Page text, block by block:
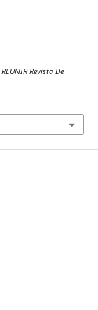
REUNIR Revista De